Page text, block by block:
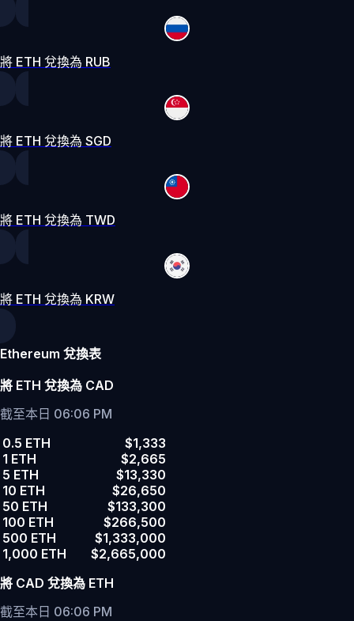
將 ETH 兌換為 RUB
將 ETH 兌換為 SGD
將 ETH 兌換為 TWD
將 ETH 兌換為 KRW
Ethereum 兌換表
將 ETH 兌換為 CAD
截至本日 06:06 PM
0.5 ETH
$1,333
1 ETH
$2,665
5 ETH
$13,330
10 ETH
$26,650
50 ETH
$133,300
100 ETH
$266,500
500 ETH
$1,333,000
1,000 ETH
$2,665,000
將 CAD 兌換為 ETH
截至本日 06:06 PM